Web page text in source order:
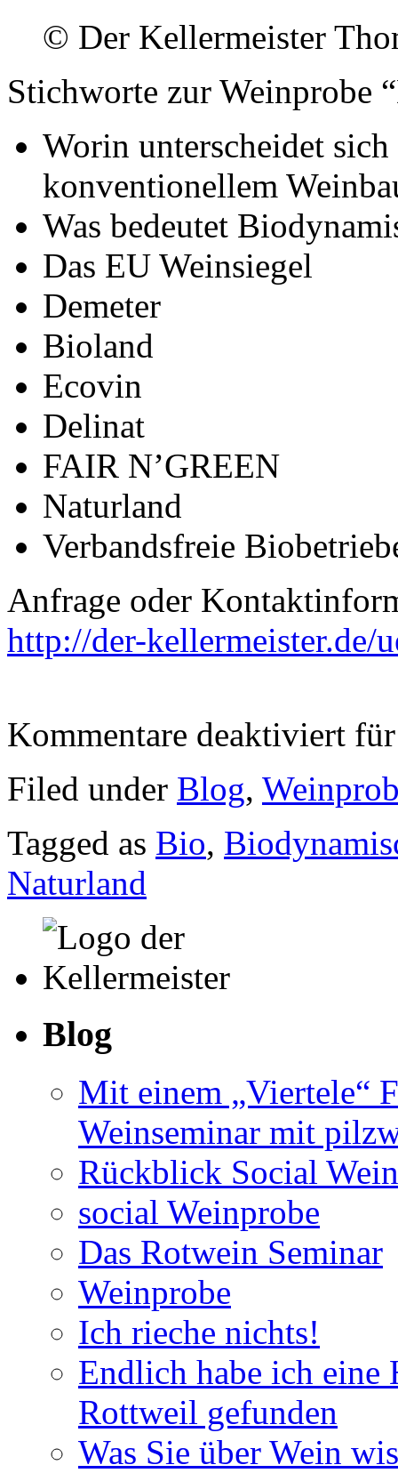
© Der Kellermeister
Stichworte zur Weinprobe
Worin unterscheidet
konventionellem
Was bedeutet
Das EU Weinsiegel
Demeter
Bioland
Ecovin
Delinat
FAIR N’GREEN
Naturland
Verbandsfreie
Anfrage oder
http://der-kellermeister.de/
Kommentare deaktiviert
Filed under Blog,
Tagged as Bio,
Naturland
Blog
Mit einem „Viertele“
Weinseminar mit
Rückblick Social
social Weinprobe
Das Rotwein Seminar
Weinprobe
Ich rieche nichts!
Endlich habe ich eine
Rottweil gefunden
Was Sie über Wein